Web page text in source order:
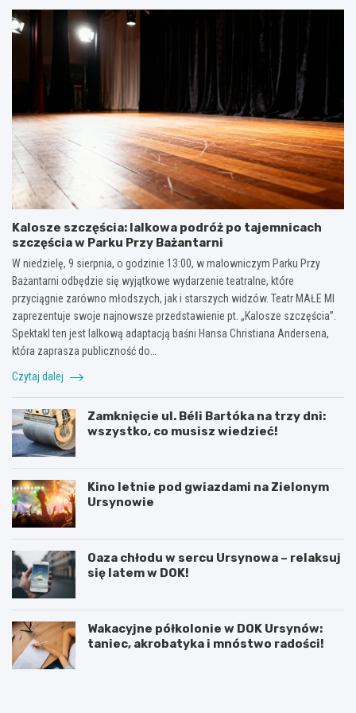
Kalosze szczęścia: lalkowa podróż po tajemnicach
szczęścia w Parku Przy Bażantarni
W niedzielę, 9 sierpnia, o godzinie 13:00, w malowniczym Parku Przy
Bażantarni odbędzie się wyjątkowe wydarzenie teatralne, które
przyciągnie zarówno młodszych, jak i starszych widzów. Teatr MAŁE MI
zaprezentuje swoje najnowsze przedstawienie pt. „Kalosze szczęścia”.
Spektakl ten jest lalkową adaptacją baśni Hansa Christiana Andersena,
która zaprasza publiczność do…
Czytaj dalej
Zamknięcie ul. Béli Bartóka na trzy dni:
wszystko, co musisz wiedzieć!
Kino letnie pod gwiazdami na Zielonym
Ursynowie
Oaza chłodu w sercu Ursynowa – relaksuj
się latem w DOK!
Wakacyjne półkolonie w DOK Ursynów:
taniec, akrobatyka i mnóstwo radości!
P
T